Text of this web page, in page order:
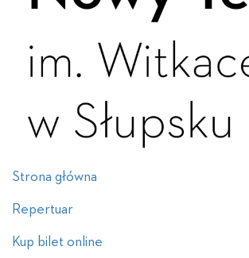
Strona główna
Repertuar
Kup bilet online